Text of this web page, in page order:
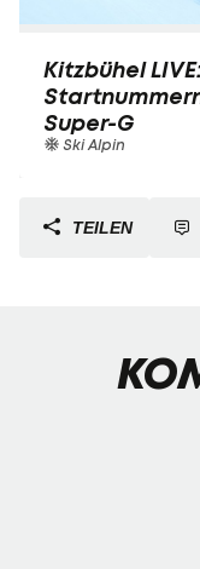
Kitzbühel
Super-G
Ski Alpin
TEILEN